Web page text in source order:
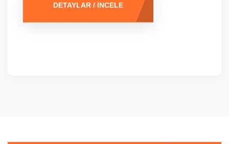
DETAYLAR / İNCELE